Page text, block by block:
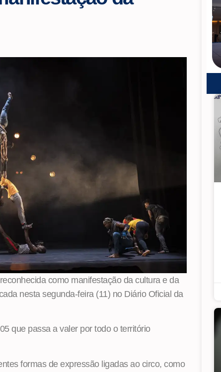
como manifestação da cultura e da
nesta segunda-feira (11) no Diário Oficial da
que passa a valer por todo o território
formas de expressão ligadas ao circo, como